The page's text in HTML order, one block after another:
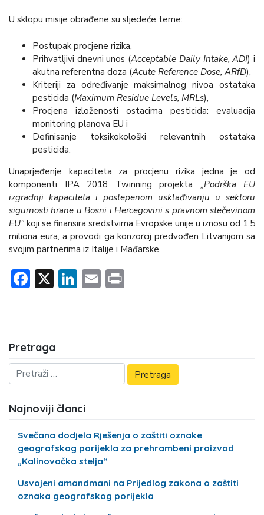
U sklopu misije obrađene su sljedeće teme:
Postupak procjene rizika,
Prihvatljivi dnevni unos (Acceptable Daily Intake, ADI) i
akutna referentna doza (Acute Reference Dose, ARfD),
Kriteriji za određivanje maksimalnog nivoa ostataka
pesticida (Maximum Residue Levels, MRLs),
Procjena izloženosti ostacima pesticida: evaluacija
monitoring planova EU i
Definisanje toksikokološki relevantnih ostataka
pesticida.
Unaprjeđenje kapaciteta za procjenu rizika jedna je od
komponenti IPA 2018 Twinning projekta „Podrška EU
izgradnji kapaciteta i postepenom usklađivanju u sektoru
sigurnosti hrane u Bosni i Hercegovini s pravnom stečevinom
EU” koji se finansira sredstvima Evropske unije u iznosu od 1,5
miliona eura, a provodi ga konzorcij predvođen Litvanijom sa
svojim partnerima iz Italije i Mađarske.
Facebook
X LinkedIn
Email
Pretraga
Najnoviji članci
Svečana dodjela Rješenja o zaštiti oznake
geografskog porijekla za prehrambeni proizvod
„Kalinovačka stelja“
Usvojeni amandmani na Prijedlog zakona o zaštiti
oznaka geografskog porijekla